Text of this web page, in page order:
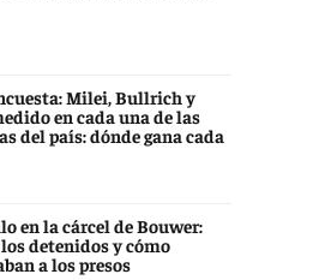
Milei, Bullrich y
en cada una de las
del país: dónde gana cada
en la cárcel de Bouwer:
detenidos y cómo
a los presos